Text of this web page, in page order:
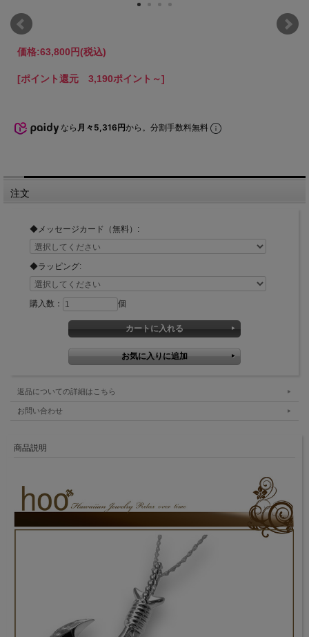
価格:63,800円(税込)
[ポイント還元 3,190ポイント～]
なら 月々5,316円から。分割手数料無料
注文
◆メッセージカード（無料）:
◆ラッピング:
購入数： 個
返品についての詳細はこちら
お問い合わせ
商品説明